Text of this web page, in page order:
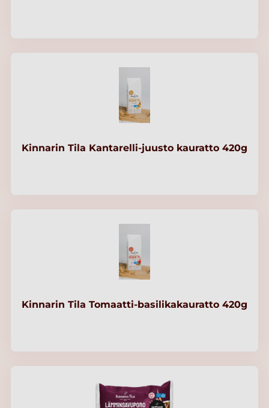
Kinnarin Tila Kantarelli-juusto kauratto 420g
Kinnarin Tila Tomaatti-basilikakauratto 420g